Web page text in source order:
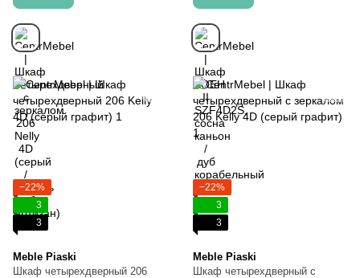
−22%
3
3
Meble Piaski
Шкаф четырехдверный 206
−22%
3
3
Meble Piaski
Шкаф четырехдверный c